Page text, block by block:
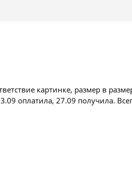
картинке, размер в
оплатила, 27.09 получила.